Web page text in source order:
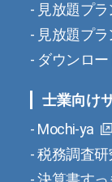
見放題プ
見放題プ
ダウンロ
士業向け
Mochi-ya
税務調査研